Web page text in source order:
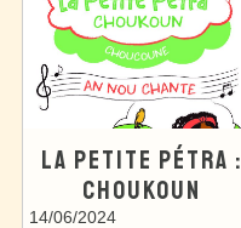
LA PETITE PÉTRA :
CHOUKOUN
14/06/2024